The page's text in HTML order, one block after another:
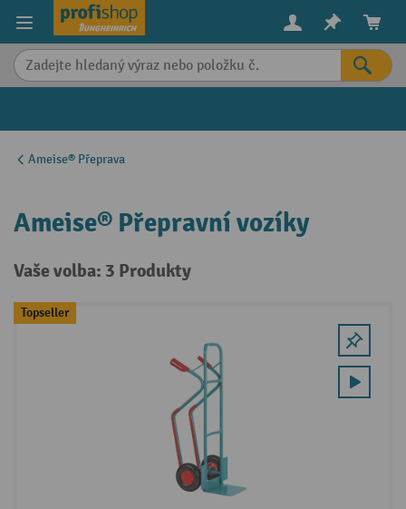
content
Ameise® Přeprava
Ameise® Přepravní vozíky
Vaše volba: 3 Produkty
Topseller